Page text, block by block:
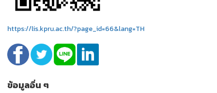
https://lis.kpru.ac.th/?page_id=66&lang=TH
ข้อมูลอื่น ๆ